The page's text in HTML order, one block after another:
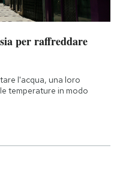
per raffreddare
l'acqua, una loro
temperature in modo